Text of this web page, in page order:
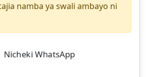
namba ya swali ambayo ni
Nicheki WhatsApp